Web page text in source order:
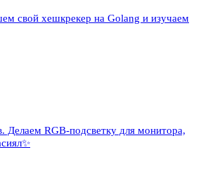
свой хешкрекер на Golang и изучаем
Делаем RGB-подсветку для монитора,